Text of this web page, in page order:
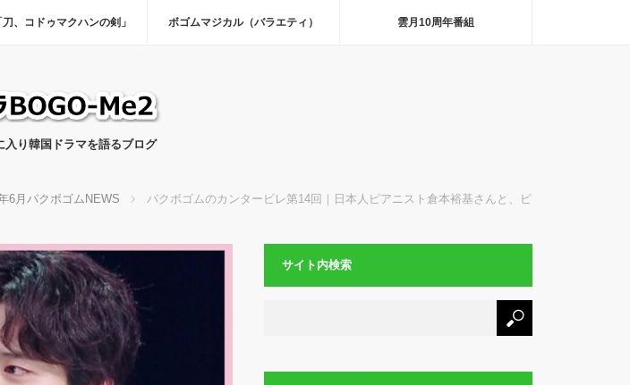
、コドゥマクハンの剣」 ボゴムマジカル（バラエティ） 雲月10周年番組
入り韓国ドラマを語るブログ
6月パクボゴムNEWS
パクボゴムのカンタービレ第14回｜日本人ピアニスト倉本裕基さんと、ピ
サイト内検索